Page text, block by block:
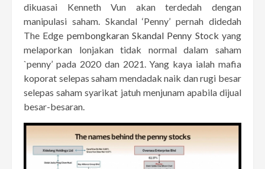
dikuasai Kenneth Vun akan terdedah dengan
manipulasi saham. Skandal ‘Penny’ pernah didedah
The Edge pembongkaran Skandal Penny Stock yang
melaporkan lonjakan tidak normal dalam saham
`penny’ pada 2020 dan 2021. Yang kaya ialah mafia
koporat selepas saham mendadak naik dan rugi besar
selepas saham syarikat jatuh menjunam apabila dijual
besar-besaran.